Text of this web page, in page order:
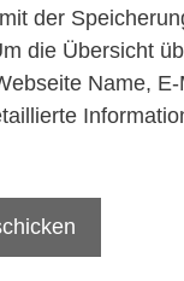
der
die Übersicht
Name,